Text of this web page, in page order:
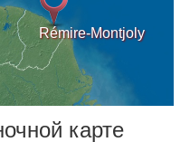
Rémire-Montjoly
карте